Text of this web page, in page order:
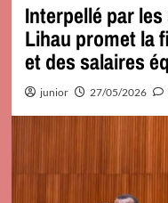
Interpellé par
Lihau promet la
et des salaires
junior 27/05/2026